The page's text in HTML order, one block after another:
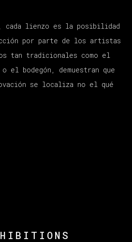
cada lienzo es la posibilidad
por parte de los artistas
tan tradicionales como el
bodegón, demuestran que
se localiza no el qué